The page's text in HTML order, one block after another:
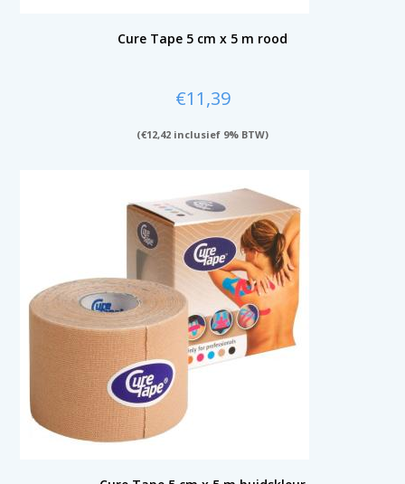
Cure Tape 5 cm x 5 m rood
€11,39
(€12,42 inclusief 9% BTW)